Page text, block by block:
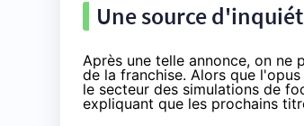
Une source
Après une telle annonce, on
de la franchise. Alors que
le secteur des simulations de
expliquant que les prochains